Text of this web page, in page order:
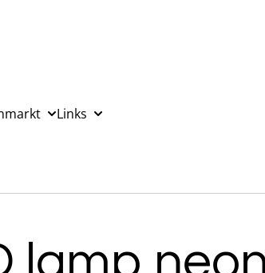
Links
lamp